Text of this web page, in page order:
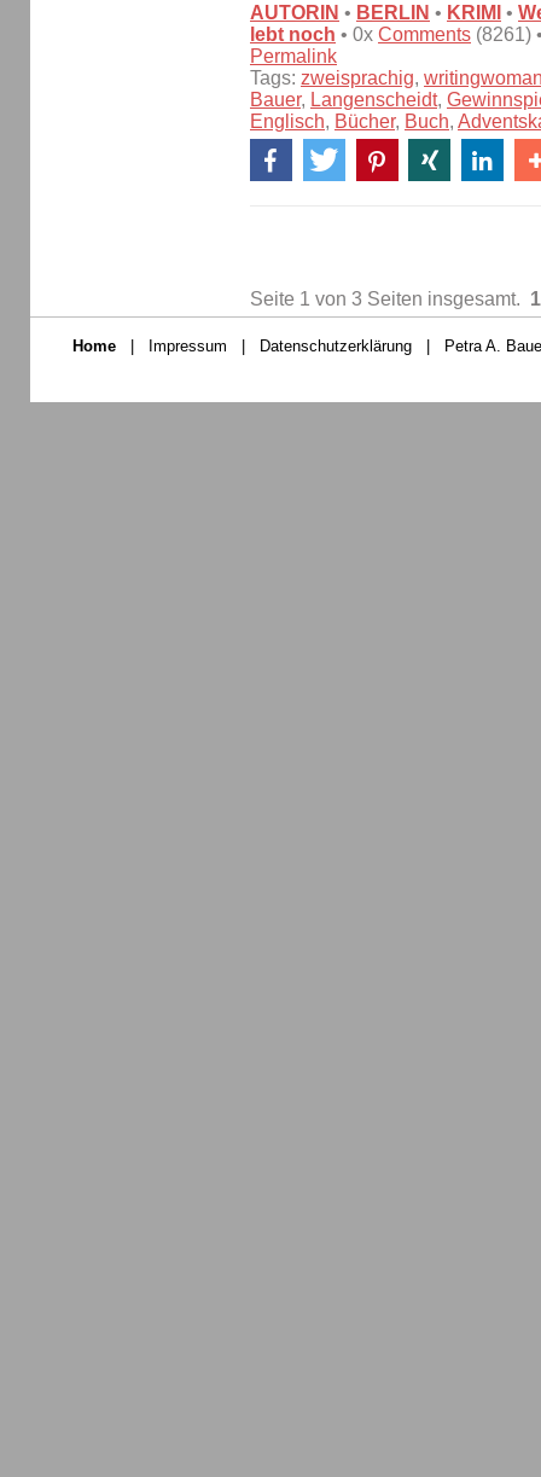
AUTORIN • BERLIN • KRIMI •
lebt noch • 0x Comments (8261)
Permalink
Tags: zweisprachig,
Bauer, Langenscheidt,
Englisch, Bücher, Buch,
Seite 1 von 3 Seiten insgesamt. 1
Home Impressum Datenschutzerklärung Petra A.